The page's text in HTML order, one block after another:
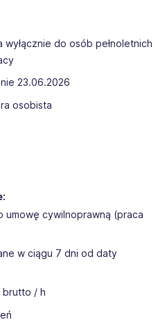
do osób pełnoletnich
23.06.2026
osobista
umowę cywilnoprawną (praca
w ciągu 7 dni od daty
brutto / h